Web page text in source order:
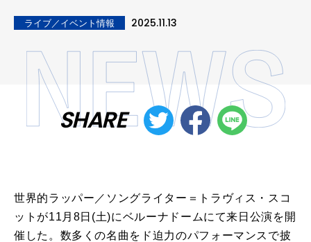
ライブ／イベント情報 2025.11.13
SHARE
世界的ラッパー／ソングライター＝トラヴィス・スコ
ットが11月8日(土)にベルーナドームにて来日公演を開
催した。数多くの名曲をド迫力のパフォーマンスで披